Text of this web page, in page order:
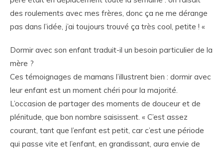
des roulements avec mes frères, donc ça ne me dérange
pas dans l’idée, j’ai toujours trouvé ça très cool, petite ! «
Dormir avec son enfant traduit-il un besoin particulier de la
mère ?
Ces témoignages de mamans l’illustrent bien : dormir avec
leur enfant est un moment chéri pour la majorité.
L’occasion de partager des moments de douceur et de
plénitude, que bon nombre saisissent. « C’est assez
courant, tant que l’enfant est petit, car c’est une période
qui passe vite et l’enfant, en grandissant, aura envie de